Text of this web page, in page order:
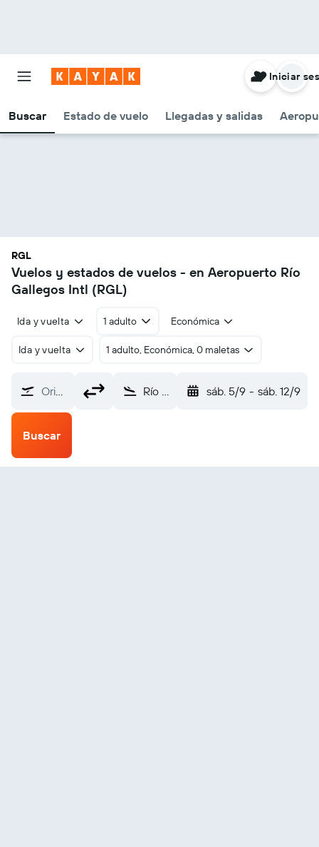
Buscar Estado de vuelo Llegadas y salidas
Iniciar
RGL
Vuelos y estados de vuelos - en Aeropuerto Río
Gallegos Intl (RGL)
Ida y vuelta 1 adulto Económica
Ida y vuelta 1 adulto, Económica, 0 maletas
Origen Río Gallegos Intl (RGL) sáb. 5/9 - sáb. 12/9
Buscar